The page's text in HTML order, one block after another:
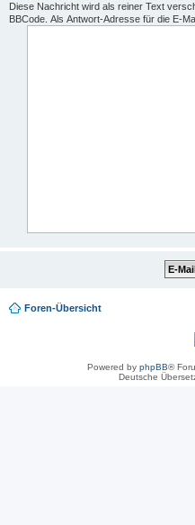
Diese Nachricht wird als reiner Text
BBCode. Als Antwort-Adresse für die E-
Foren-Übersicht
Powered by phpBB®
Deutsche